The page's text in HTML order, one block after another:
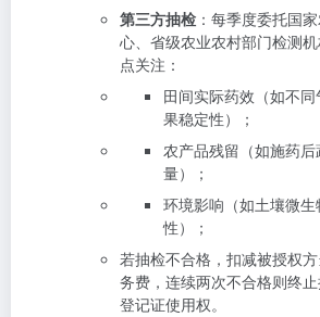
第三方抽检 ：每季度委托国
心、省级农业农村部门检测
点关注：
田间实际药效（如不
果稳定性）；
农产品残留（如施药
量）；
环境影响（如土壤微
性）；
若抽检不合格，扣减被授权
务费，连续两次不合格则终
登记证使用权。